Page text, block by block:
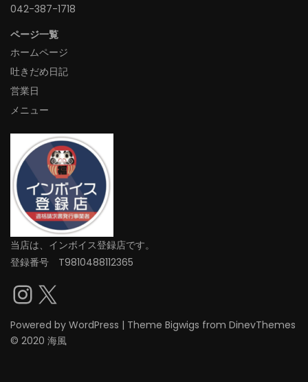
042-387-1718‬
ページ一覧
ホームページ
吐きだめ日記
営業日
メニュー
当店は、インボイス登録店です。
登録番号 T9810488112365
Instagram
X
Powered by WordPress | Theme Bigwigs from DinevThemes
© 2020 海風